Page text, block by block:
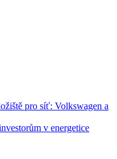
pro síť: Volkswagen a
v energetice